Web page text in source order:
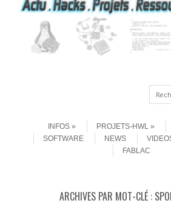
INFOS
PROJETS-HWL
SOFTWARE
NEWS
FABLAC
ARCHIVES PAR MOT-CLÉ :